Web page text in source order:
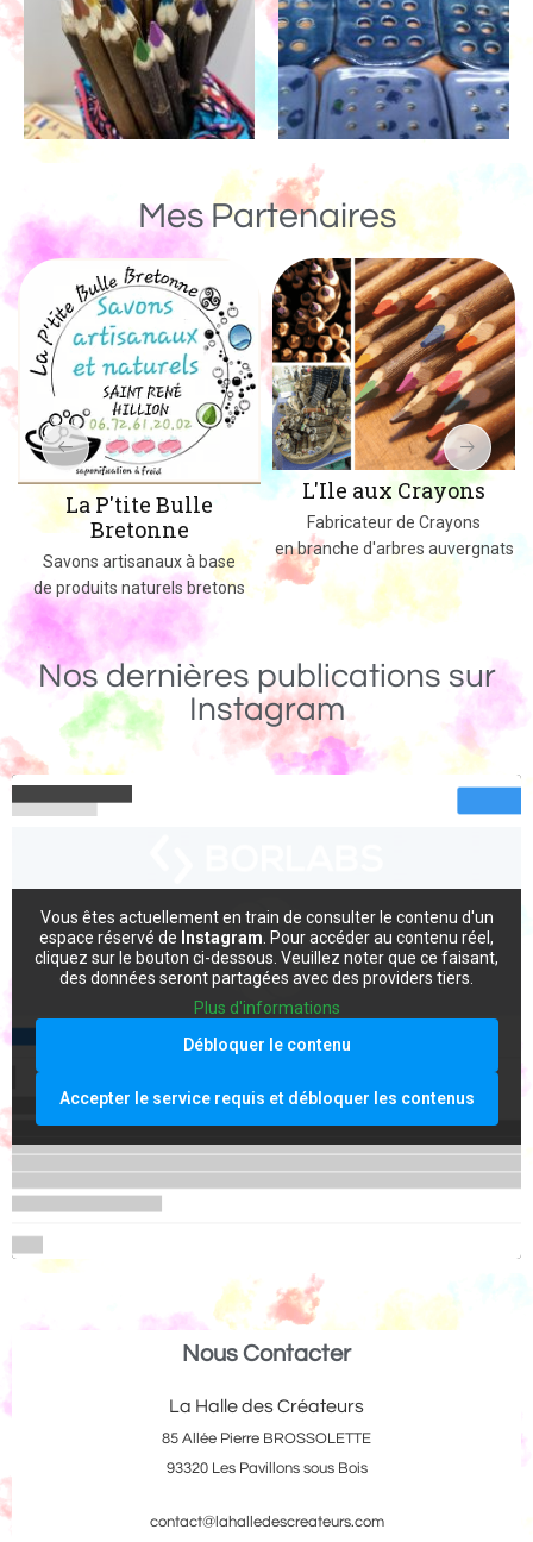
Mes Partenaires
L'Ile aux Crayons
Fabricateur de Crayons
en branche d'arbres auvergnats
Un Monde de Bois
Des jeux, jouets et objets en bois
massif fabriqués dans le 02
Nos dernières publications sur
Instagram
Vous êtes actuellement en train de consulter le contenu d'un
espace réservé de Instagram . Pour accéder au contenu réel,
cliquez sur le bouton ci-dessous. Veuillez noter que ce faisant,
des données seront partagées avec des providers tiers.
Plus d'informations
Débloquer le contenu
Accepter le service requis et débloquer les contenus
Nous Contacter
La Halle des Créateurs
85 Allée Pierre BROSSOLETTE
93320 Les Pavillons sous Bois
contact@lahalledescreateurs.com